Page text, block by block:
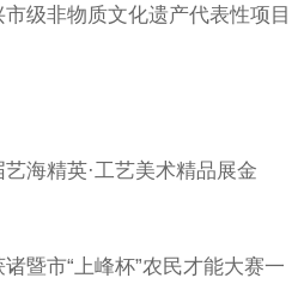
级非物质文化遗产代表性项目
海精英·工艺美术精品展金
暨市“上峰杯”农民才能大赛一